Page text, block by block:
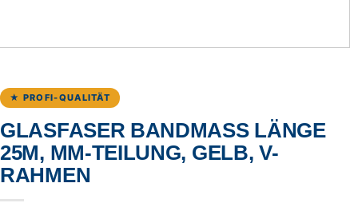
★ PROFI-QUALITÄT
GLASFASER BANDMASS LÄNGE 2
5M, MM-TEILUNG, GELB, V-R
AHMEN